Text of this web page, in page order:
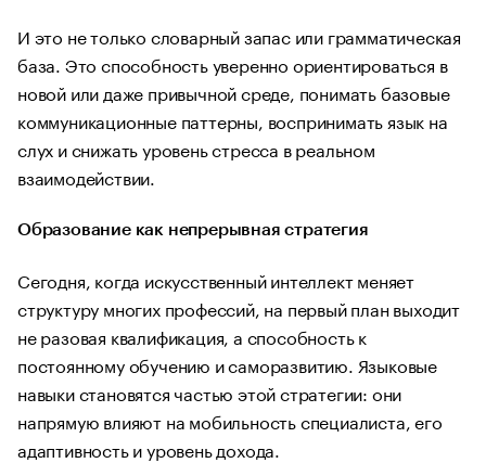
И это не только словарный запас или грамматическая
база. Это способность уверенно ориентироваться в
новой или даже привычной среде, понимать базовые
коммуникационные паттерны, воспринимать язык на
слух и снижать уровень стресса в реальном
взаимодействии.
Образование как непрерывная стратегия
Сегодня, когда искусственный интеллект меняет
структуру многих профессий, на первый план выходит
не разовая квалификация, а способность к
постоянному обучению и саморазвитию. Языковые
навыки становятся частью этой стратегии: они
напрямую влияют на мобильность специалиста, его
адаптивность и уровень дохода.